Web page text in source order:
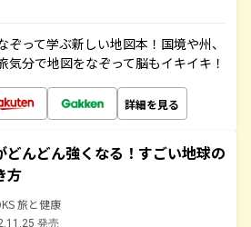
って学ぶ新しい地図本！国境や州、
気分で地図をなぞって脳もイキイキ！
詳細を見る
どんどん強くなる！すごい地球の
方
旅と健康
発売